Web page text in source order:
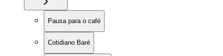
Pausa para o café
Cotidiano Baré